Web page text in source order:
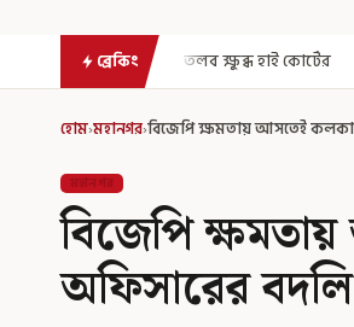
ব্রেকিং
হাই কোর্টের থেঁতলানো মাথা-
হোম›মহানগর›বিজেপি ক্ষমতায় আসতেই
মহানগর
বিজেপি
অফিসারের বদলি